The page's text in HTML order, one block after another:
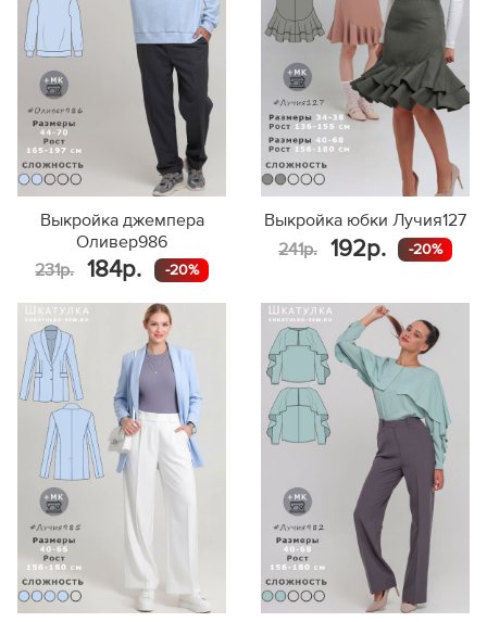
Выкройка джемпера
Оливер986
231р.
184р. -20%
Выкройка юбки Лучия127
241р.
192р. -20%